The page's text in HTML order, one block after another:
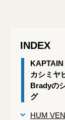
INDEX
カシミヤ
Bradyの
グ
HUM